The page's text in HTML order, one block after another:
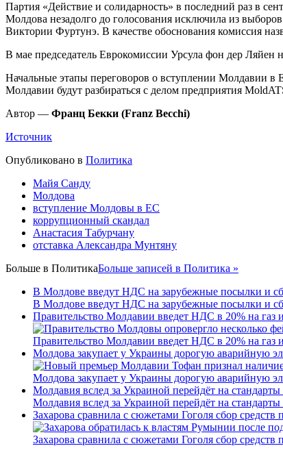
Партия «Действие и солидарность» в последний раз в
Молдова незадолго до голосования исключила из
Виктории Фуртунэ. В качестве обоснования комиссия
В мае председатель Еврокомиссии Урсула фон дер
Начальные этапы переговоров о вступлении Молдавии в
Молдавии будут разбираться с делом предприятия
Автор — Франц Бекки (Franz Becchi)
Источник
Опубликовано в Политика
Майя Санду
Молдова
вступление Молдовы в ЕС
коррупционный скандал
Анастасия Табурчану
отставка Александра Мунтяну
Больше в ПолитикаБольше записей в Политика »
В Молдове введут НДС на зарубежные посылки и
В Молдове введут НДС на зарубежные посылки и
Правительство Молдавии введет НДС в 20% на газ
Правительство Молдавии введет НДС в 20% на газ
Молдова закупает у Украины дорогую аварийную
Молдова закупает у Украины дорогую аварийную
Молдавия вслед за Украиной перейдёт на
Молдавия вслед за Украиной перейдёт на
Захарова сравнила с сюжетами Гоголя сбор
Захарова сравнила с сюжетами Гоголя сбор